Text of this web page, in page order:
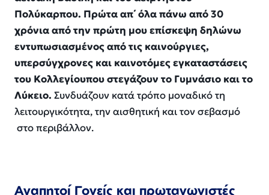
Πολύκαρπου. Πρώτααπ΄όλαπάνω από 30
χρόνια από την πρώτη μου επίσκεψη δηλώνω
εντυπωσιασμένος από τις καινούργιες,
υπερσύγχρονες και καινοτόμες εγκαταστάσεις
του Κολλεγίουπου στεγάζουν το Γυμνάσιο και το
Λύκειο. Συνδυάζουν κατά τρόπο μοναδικό τη
λειτουργικότητα,την αισθητική και τον σεβασμό
στο περιβάλλον.
Αγαπητοί Γονείς και πρωταγωνιστές